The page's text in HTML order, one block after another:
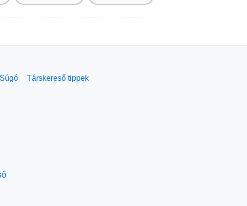
Súgó Társkereső tippek